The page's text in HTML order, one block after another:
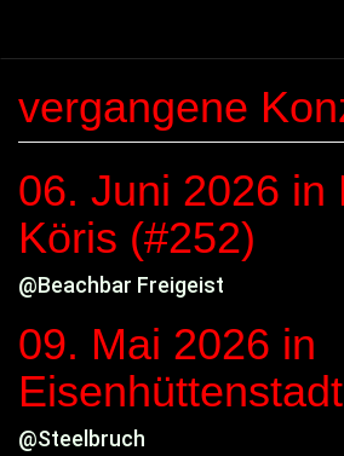
vergangene
06. Juni 2026 in
Köris (#252)
@Beachbar Freigeist
09. Mai 2026 in
@Steelbruch